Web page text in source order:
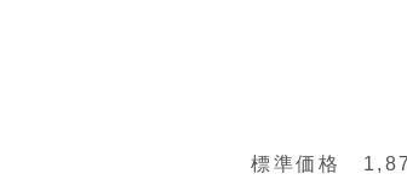
標準価格